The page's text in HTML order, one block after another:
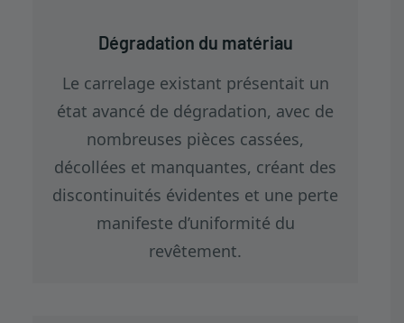
Dégradation du matériau
Le carrelage existant présentait un
état avancé de dégradation, avec de
nombreuses pièces cassées,
décollées et manquantes, créant des
discontinuités évidentes et une perte
manifeste d’uniformité du
revêtement.